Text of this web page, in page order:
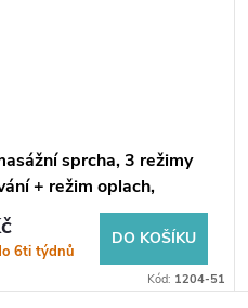
sprcha, 3 režimy
+ režim oplach,
průměr 120mm,
6ti týdnů
DO KOŠÍKU
Kód: 1204-51